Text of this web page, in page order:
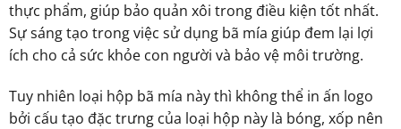
thực phẩm, giúp bảo quản xôi trong điều kiện tốt nhất.
Sự sáng tạo trong việc sử dụng bã mía giúp đem lại lợi
ích cho cả sức khỏe con người và bảo vệ môi trường.
Tuy nhiên loại hộp bã mía này thì không thể in ấn logo
bởi cấu tạo đặc trưng của loại hộp này là bóng, xốp nên